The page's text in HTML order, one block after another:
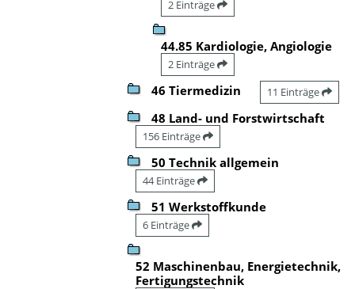
2 Einträge
44.85 Kardiologie, Angiologie
2 Einträge
46 Tiermedizin 11 Einträge
48 Land- und Forstwirtschaft
156 Einträge
50 Technik allgemein
44 Einträge
51 Werkstoffkunde
6 Einträge
52 Maschinenbau, Energietechnik,
Fertigungstechnik